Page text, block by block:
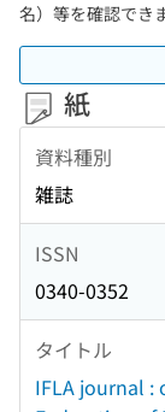
名）等を確認でき
紙
資料種別
雑誌
ISSN
0340-0352
タイトル
IFLA journal